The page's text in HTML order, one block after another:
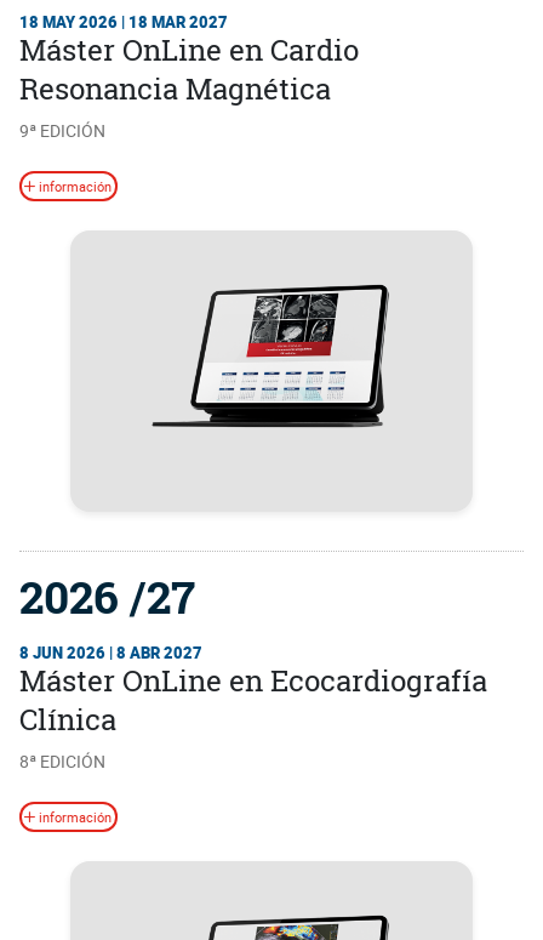
18 MAY 2026 | 18 MAR 2027
Máster OnLine en Cardio
Resonancia Magnética
9ª EDICIÓN
información
2026 /27
8 JUN 2026 | 8 ABR 2027
Máster OnLine en Ecocardiografía
Clínica
8ª EDICIÓN
información